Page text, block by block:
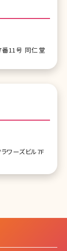
11号 同仁堂
ワーズビル7F